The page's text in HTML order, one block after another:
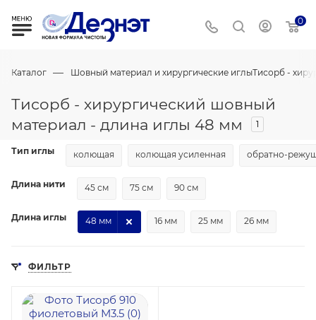
0
Каталог — Шовный материал и хирургические иглыТисорб -
Тисорб - хирургический шовный
материал - длина иглы 48 мм
1
Тип иглы колющая колющая усиленная обратно-
Длина нити 45 см 75 см 90 см
Длина иглы 16 мм 25 мм 26 мм
48 мм
ФИЛЬТР